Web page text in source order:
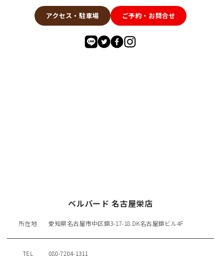
アクセス・駐車場 ご予約・お問合せ
ベルバード 名古屋栄店
所在地 愛知県名古屋市中区錦3-17-18 DK名古屋錦ビル4F
TEL 080-7204-1311